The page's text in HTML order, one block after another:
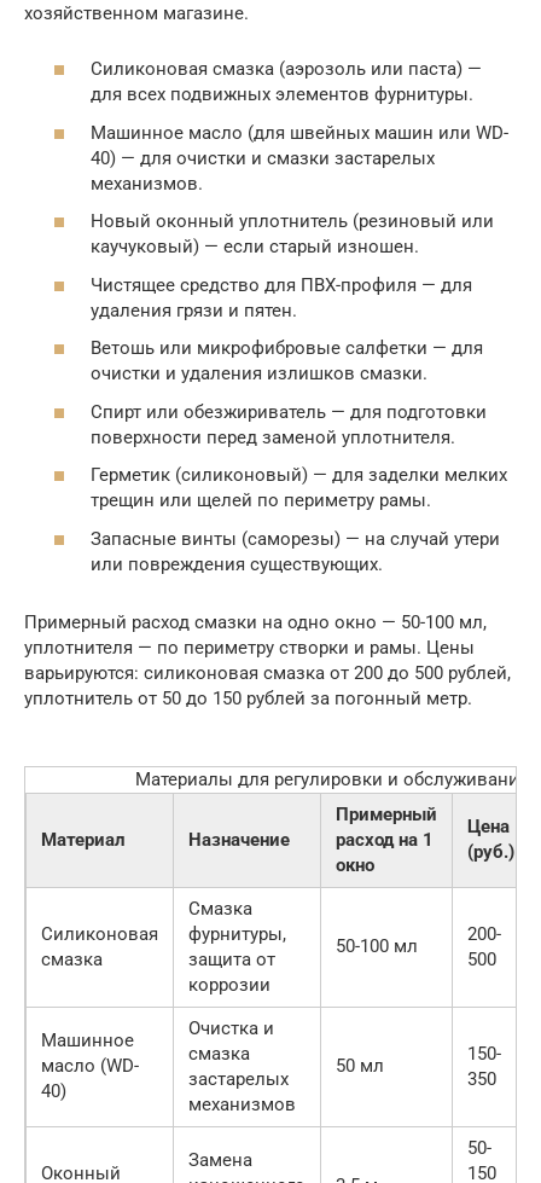
хозяйственном магазине.
Силиконовая смазка (аэрозоль или паста) —
для всех подвижных элементов фурнитуры.
Машинное масло (для швейных машин или WD-
40) — для очистки и смазки застарелых
механизмов.
Новый оконный уплотнитель (резиновый или
каучуковый) — если старый изношен.
Чистящее средство для ПВХ-профиля — для
удаления грязи и пятен.
Ветошь или микрофибровые салфетки — для
очистки и удаления излишков смазки.
Спирт или обезжириватель — для подготовки
поверхности перед заменой уплотнителя.
Герметик (силиконовый) — для заделки мелких
трещин или щелей по периметру рамы.
Запасные винты (саморезы) — на случай утери
или повреждения существующих.
Примерный расход смазки на одно окно — 50-100 мл,
уплотнителя — по периметру створки и рамы. Цены
варьируются: силиконовая смазка от 200 до 500 рублей,
уплотнитель от 50 до 150 рублей за погонный метр.
Материалы для регулировки и обслуживания
Материал Назначение
Примерный
расход на 1
окно
Цена
(руб.)
Силиконовая
смазка
Смазка
фурнитуры,
защита от
коррозии
50-100 мл
200-
500
Машинное
масло (WD-
40)
Очистка и
смазка
застарелых
механизмов
50 мл
150-
350
Оконный
Замена
50-
150